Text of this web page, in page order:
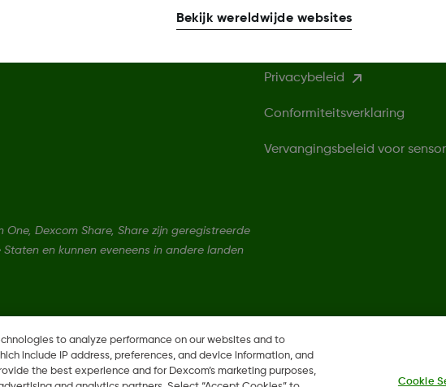
Meer informatie
Privacybeleid
Conformiteitsverklaring
Vervangingsbeleid voor
One, Dexcom Share, Share zijn geregistreerde
en kunnen eveneens in andere landen
to analyze performance on our websites and to
include IP address, preferences, and device information, and
the best experience and for Dexcom’s marketing purposes,
Cookie
Bekijk wereldwijde websites